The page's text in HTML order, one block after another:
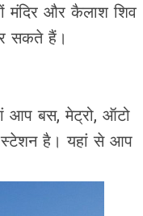
मंदिर और कैलाश शिव
सकते हैं।
आप बस, मेट्रो, ऑटो
स्टेशन है। यहां से आप